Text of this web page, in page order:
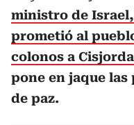
ministro de
prometió al
colonos a
pone en jaque
de paz.